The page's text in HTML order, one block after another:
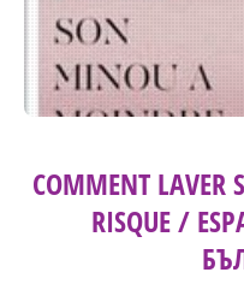
COMMENT
RISQUE /